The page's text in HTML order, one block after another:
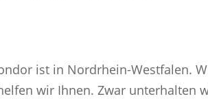
ist in Nordrhein-Westfalen.
wir Ihnen. Zwar unterhalten